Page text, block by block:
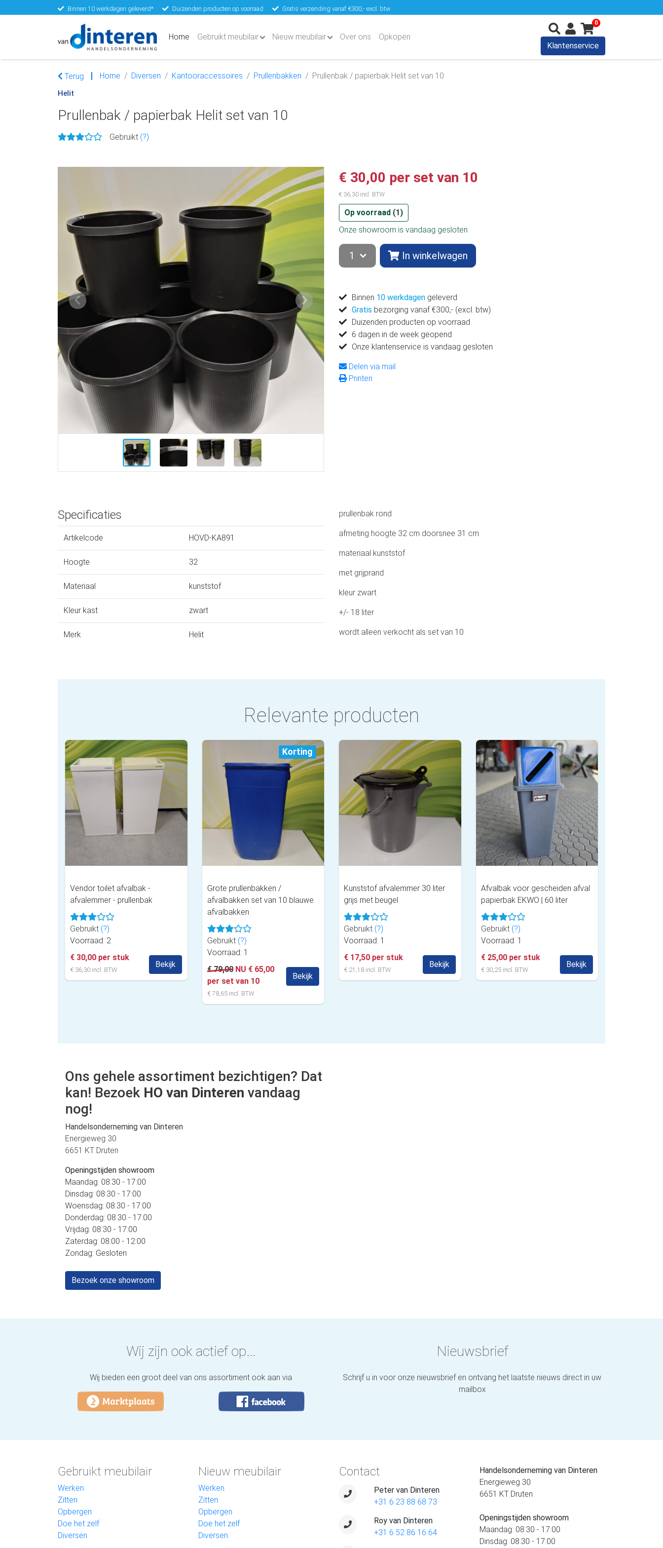
Binnen 10 werkdagen geleverd* Duizenden producten op voorraad Gratis verzending vanaf €300,- excl. btw
Home (current)
Gebruikt meubilair Nieuw meubilair Over ons Opkopen
0
Klantenservice
Terug Home Diversen Kantooraccessoires Prullenbakken Prullenbak / papierbak Helit set van 10
Helit
Prullenbak / papierbak Helit set van 10
Gebruikt (?)
Vorige Volgende
€ 30,00 per set van 10
€ 36,30 incl. BTW
Op voorraad (1)
Onze showroom is vandaag gesloten
In winkelwagen
Binnen 10 werkdagen geleverd
Gratis bezorging vanaf €300,- (excl. btw)
Duizenden producten op voorraad
6 dagen in de week geopend
Onze klantenservice is vandaag gesloten
Delen via mail
Printen
prullenbak rond
afmeting hoogte 32 cm doorsnee 31 cm
materiaal kunststof
met grijprand
kleur zwart
+/- 18 liter
wordt alleen verkocht als set van 10
Specificaties
Artikelcode HOVD-KA891
Hoogte 32
Materiaal kunststof
Kleur kast zwart
Merk Helit
Relevante producten
Vendor toilet afvalbak -
afvalemmer - prullenbak
Gebruikt (?)
Voorraad: 2
€ 30,00 per stuk
€ 36,30 incl. BTW
Bekijk
Korting
Grote prullenbakken /
afvalbakken set van 10 blauwe
afvalbakken
Gebruikt (?)
Voorraad: 1
€ 79,00NU € 65,00
per set van 10
€ 78,65 incl. BTW
Bekijk
Kunststof afvalemmer 30 liter
grijs met beugel
Gebruikt (?)
Voorraad: 1
€ 17,50 per stuk
€ 21,18 incl. BTW
Bekijk
Afvalbak voor gescheiden afval
papierbak EKWO | 60 liter
Gebruikt (?)
Voorraad: 1
€ 25,00 per stuk
€ 30,25 incl. BTW
Bekijk
Ons gehele assortiment bezichtigen? Dat
kan! Bezoek HO van Dinteren vandaag
nog!
Handelsonderneming van Dinteren
Energieweg 30
6651 KT Druten
Openingstijden showroom
Maandag: 08:30 - 17:00
Dinsdag: 08:30 - 17:00
Woensdag: 08:30 - 17:00
Donderdag: 08:30 - 17:00
Vrijdag: 08:30 - 17:00
Zaterdag: 08:00 - 12:00
Zondag: Gesloten
Bezoek onze showroom
Wij zijn ook actief op...
Wij bieden een groot deel van ons assortiment ook aan via
Nieuwsbrief
Schrijf u in voor onze nieuwsbrief en ontvang het laatste nieuws direct in uw
mailbox
Gebruikt meubilair
Werken
Zitten
Opbergen
Doe het zelf
Diversen
Nieuw meubilair
Werken
Zitten
Opbergen
Doe het zelf
Diversen
Contact
Peter van Dinteren
+31 6 23 88 68 73
Roy van Dinteren
+31 6 52 86 16 64
Handelsonderneming van Dinteren
Energieweg 30
6651 KT Druten
Openingstijden showroom
Maandag: 08:30 - 17:00
Dinsdag: 08:30 - 17:00